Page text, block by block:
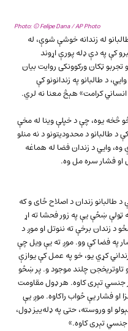
Photo: © Felipe Dana / AP Photo
له زندانه خوشې شوې، له
کې په دې ډله پورې اړوند
تجربو ټکان ورکوونکی روایت بیان
د طالبانو په زندانونو کې
انساني کرامت» هېڅ معنا نه لري.
څخه یوه، چې د خپلې وینا له مخې
طالبانو د محدودیتونو د نه منلو
وه، وايي د زندان فضا له هماغه
او فشار سره مل وه.
طالبانو زندان د اصلاح ځای و که
ټولې ښځې یې په زور فحشا ته اړ
د زندان برخې ته ننوتل او موږ د
په فضا کې وو. موږ ته یې ویل چې
کړي یو، خو په عمل کې یوازې
تاوتریخجن چلند موجود و. پر ښځو
جنسي تېری کاوه. هر ډول مقاومت
او فشار یې ځواب راکاوه. موږ یې
انفرادي خونې ته بېولو او وروسته، حتی په ډله‌ییز ډول،
جنسي تېری کاوه.»